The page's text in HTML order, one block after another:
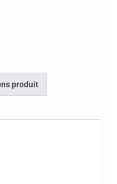
produit